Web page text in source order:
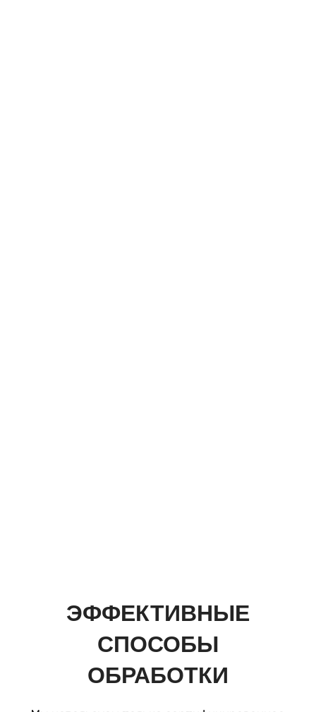
ЭФФЕКТИВНЫЕ
СПОСОБЫ
ОБРАБОТКИ